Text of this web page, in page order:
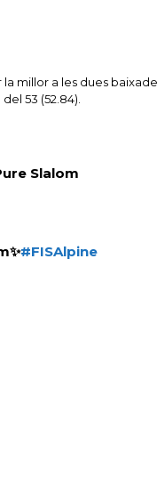
millor a les dues
53 (52.84).
Slalom
#FISAlpine